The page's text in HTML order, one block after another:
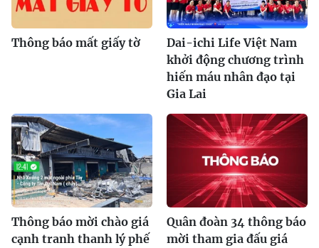
Thông báo mất giấy tờ
Dai-ichi Life Việt Nam
khởi động chương trình
hiến máu nhân đạo tại
Gia Lai
Thông báo mời chào giá
cạnh tranh thanh lý phế
Quân đoàn 34 thông báo
mời tham gia đấu giá